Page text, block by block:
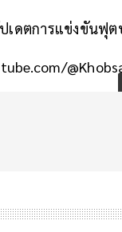
เดตการแข่งขันฟุ